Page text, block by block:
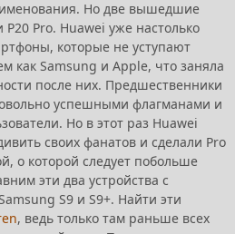
Но две вышедшие
Pro. Huawei уже настолько
которые не уступают
как Samsung и Apple, что заняла
после них. Предшественники
успешными флагманами и
Но в этот раз Huawei
своих фанатов и сделали Pro
о которой следует побольше
эти два устройства с
S9 и S9+. Найти эти
, ведь только там раньше всех